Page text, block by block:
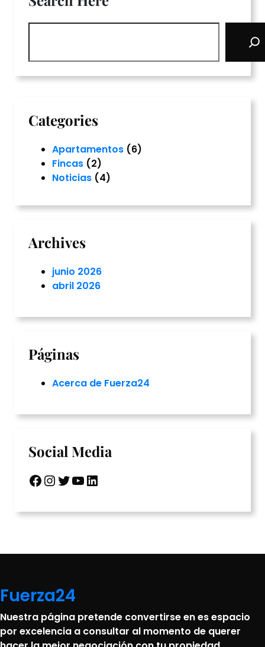
a
Categories
Apartamentos (6)
Fincas (2)
Noticias (4)
Archives
junio 2026
abril 2026
Páginas
Acerca de Fuerza24
Social Media
Facebook InstagramTwitter YouTube LinkedIn
Fuerza24
Nuestra página pretende convertirse en es espacio
por excelencia a consultar al momento de querer